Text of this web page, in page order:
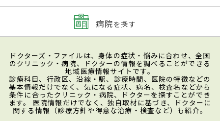
病院を探す
ドクターズ・ファイルは、身体の症状・悩みに合わせ、全国
のクリニック・病院、ドクターの情報を調べることができる
地域医療情報サイトです。
診療科目、行政区、沿線・駅、診療時間、医院の特徴などの
基本情報だけでなく、気になる症状、病名、検査名などから
条件に合ったクリニック・病院、ドクターを探すことができ
ます。 医院情報だけでなく、独自取材に基づき、ドクターに
関する情報（診療方針や得意な治療・検査など）も紹介。